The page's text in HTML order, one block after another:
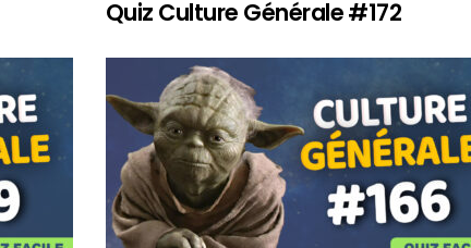
Quiz Culture Générale #172